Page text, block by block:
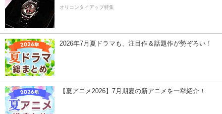
オリコンタイアップ特集
2026年7月夏ドラマも、注目作＆話題作が勢ぞろい！
【夏アニメ2026】7月期夏の新アニメを一挙紹介！